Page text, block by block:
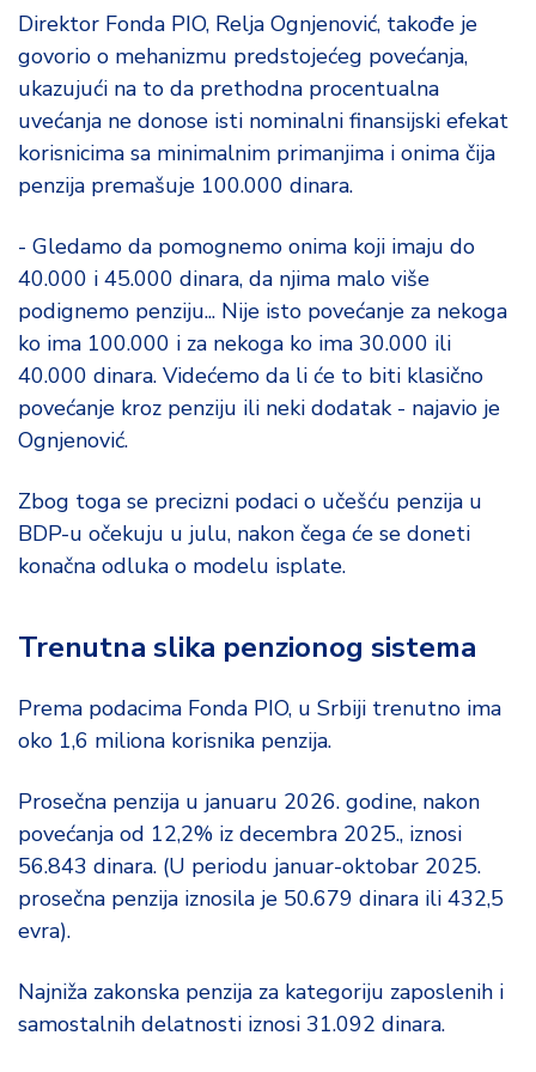
Direktor Fonda PIO, Relja Ognjenović, takođe je
govorio o mehanizmu predstojećeg povećanja,
ukazujući na to da prethodna procentualna
uvećanja ne donose isti nominalni finansijski efekat
korisnicima sa minimalnim primanjima i onima čija
penzija premašuje 100.000 dinara.
- Gledamo da pomognemo onima koji imaju do
40.000 i 45.000 dinara, da njima malo više
podignemo penziju... Nije isto povećanje za nekoga
ko ima 100.000 i za nekoga ko ima 30.000 ili
40.000 dinara. Videćemo da li će to biti klasično
povećanje kroz penziju ili neki dodatak - najavio je
Ognjenović.
Zbog toga se precizni podaci o učešću penzija u
BDP-u očekuju u julu, nakon čega će se doneti
konačna odluka o modelu isplate.
Trenutna slika penzionog sistema
Prema podacima Fonda PIO, u Srbiji trenutno ima
oko 1,6 miliona korisnika penzija.
Prosečna penzija u januaru 2026. godine, nakon
povećanja od 12,2% iz decembra 2025., iznosi
56.843 dinara. (U periodu januar-oktobar 2025.
prosečna penzija iznosila je 50.679 dinara ili 432,5
evra).
Najniža zakonska penzija za kategoriju zaposlenih i
samostalnih delatnosti iznosi 31.092 dinara.